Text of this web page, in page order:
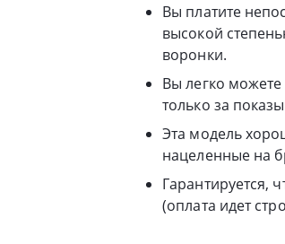
Вы платите
высокой
воронки.
Вы легко
только за
Эта модель
нацеленные на
Гарантируется,
(оплата идет